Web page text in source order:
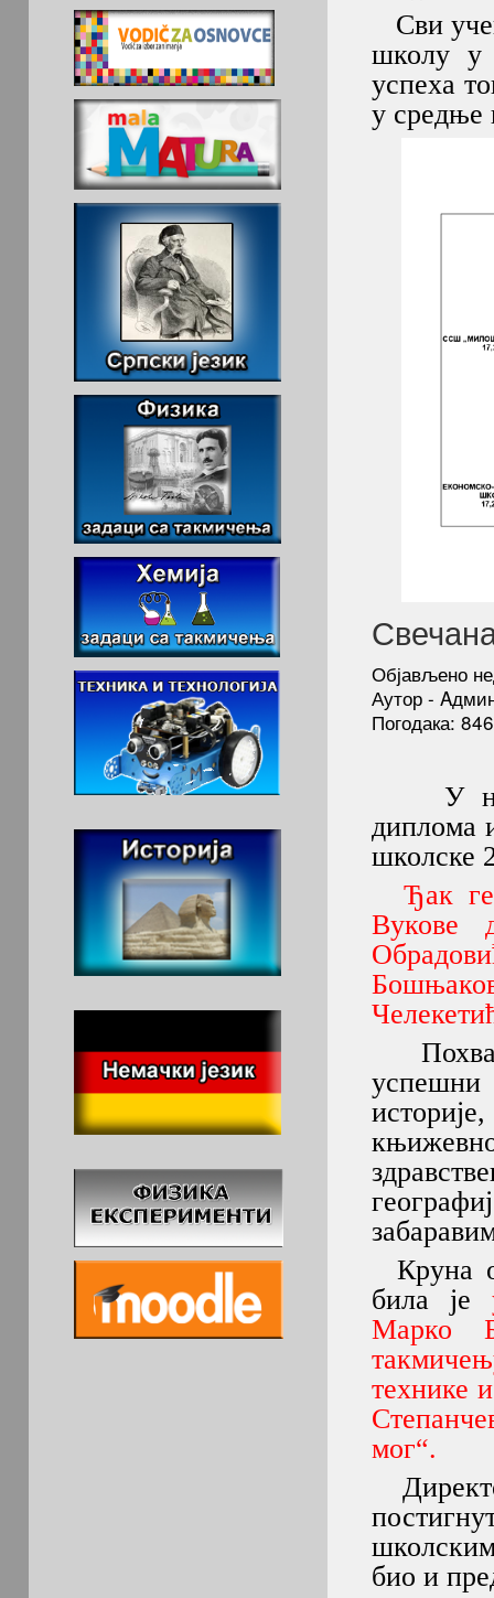
Сви
школу у
успеха
у средње
Објављено
Аутор -
Погодака: 846
У
диплома
школске
Ђак
Вукове
успешни
Круна
била је
Марко
технике
мог“.
био и